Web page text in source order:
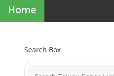
Home
Search Box